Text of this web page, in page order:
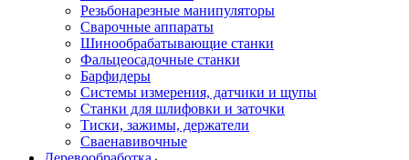
Резьбонарезные манипуляторы
Сварочные аппараты
Шинообрабатывающие станки
Фальцеосадочные станки
Барфидеры
Системы измерения, датчики и щупы
Станки для шлифовки и заточки
Тиски, зажимы, держатели
Cваенавивочные